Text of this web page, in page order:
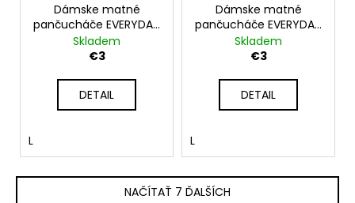
Dámske matné
pančucháče EVERYDAY
40 – telové
Skladem
€3
DETAIL
L
Dámske matné
pančucháče EVERYDAY
40 – čierne
Skladem
€3
DETAIL
L
NAČÍTAŤ 7 ĎALŠÍCH